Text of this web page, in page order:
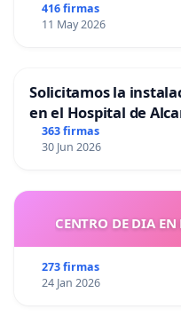
416 firmas
11 May 2026
Solicitamos la
en el Hospital de
363 firmas
30 Jun 2026
CENTRO DE DIA
273 firmas
24 Jan 2026